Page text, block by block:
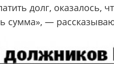
долг, оказалось,
сумма», —